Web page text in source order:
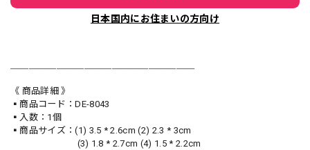
日本国内にお住まいの方向け
《 商品詳細 》
▪️商品コード：DE-8043
▪️入数：1個
▪️商品サイズ：(1) 3.5 * 2.6cm (2) 2.3 * 3cm
(3) 1.8 * 2.7cm (4) 1.5 * 2.2cm